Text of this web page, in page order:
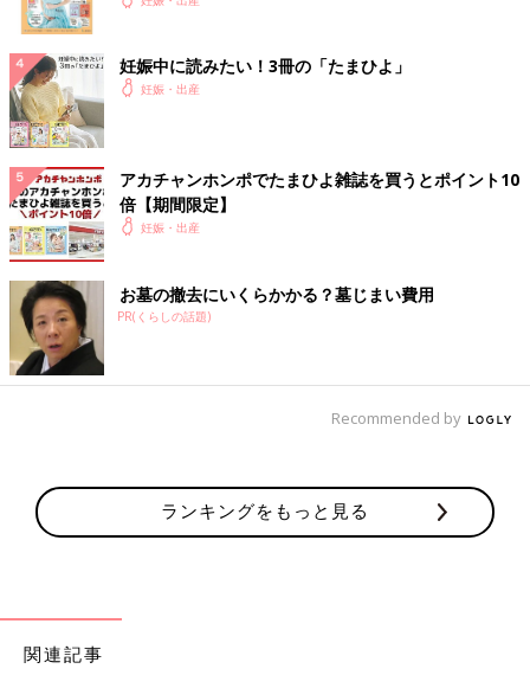
妊娠中に読みたい！3冊の「たまひよ」
妊娠・出産
アカチャンホンポでたまひよ雑誌を買うとポイント10
倍【期間限定】
妊娠・出産
お墓の撤去にいくらかかる？墓じまい費用
PR(くらしの話題)
Recommended by
ランキングをもっと見る
関連記事